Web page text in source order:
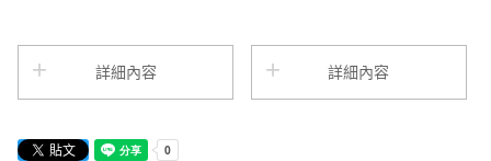
詳細內容 詳細內容